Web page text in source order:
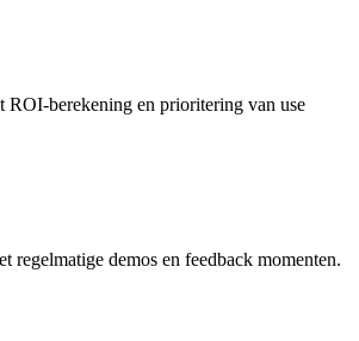
ROI-berekening en prioritering van use
regelmatige demos en feedback momenten.